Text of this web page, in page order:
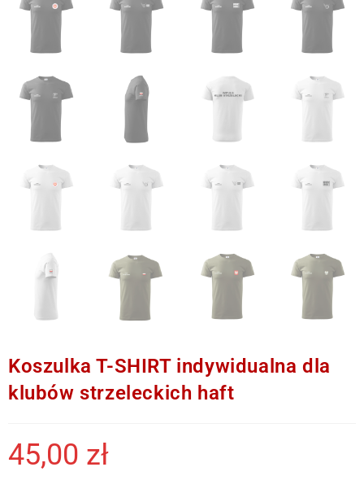
Koszulka T-SHIRT indywidualna dla
klubów strzeleckich haft
45,00 zł